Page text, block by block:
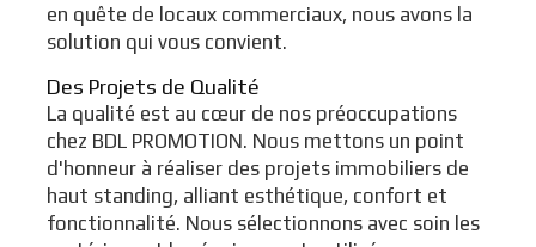
en quête de locaux commerciaux, nous avons la
solution qui vous convient.
Des Projets de Qualité
La qualité est au cœur de nos préoccupations
chez BDL PROMOTION. Nous mettons un point
d'honneur à réaliser des projets immobiliers de
haut standing, alliant esthétique, confort et
fonctionnalité. Nous sélectionnons avec soin les